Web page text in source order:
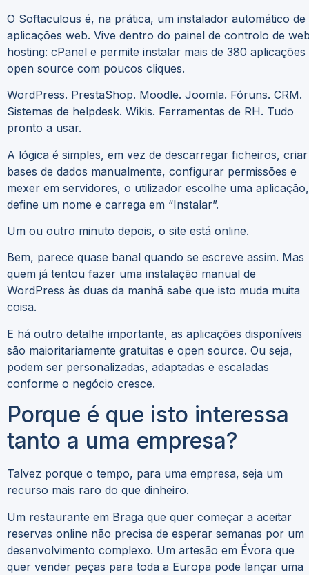
O Softaculous é, na prática, um instalador automático de
aplicações web. Vive dentro do painel de controlo de
hosting: cPanel e permite instalar mais de 380 aplicações
open source com poucos cliques.
WordPress. PrestaShop. Moodle. Joomla. Fóruns. CRM.
Sistemas de helpdesk. Wikis. Ferramentas de RH. Tudo
pronto a usar.
A lógica é simples, em vez de descarregar ficheiros, criar
bases de dados manualmente, configurar permissões e
mexer em servidores, o utilizador escolhe uma aplicação,
define um nome e carrega em “Instalar”.
Um ou outro minuto depois, o site está online.
Bem, parece quase banal quando se escreve assim. Mas
quem já tentou fazer uma instalação manual de
WordPress às duas da manhã sabe que isto muda muita
coisa.
E há outro detalhe importante, as aplicações disponíveis
são maioritariamente gratuitas e open source. Ou seja,
podem ser personalizadas, adaptadas e escaladas
conforme o negócio cresce.
Porque é que isto interessa
tanto a uma empresa?
Talvez porque o tempo, para uma empresa, seja um
recurso mais raro do que dinheiro.
Um restaurante em Braga que quer começar a aceitar
reservas online não precisa de esperar semanas por um
desenvolvimento complexo. Um artesão em Évora que
quer vender peças para toda a Europa pode lançar uma